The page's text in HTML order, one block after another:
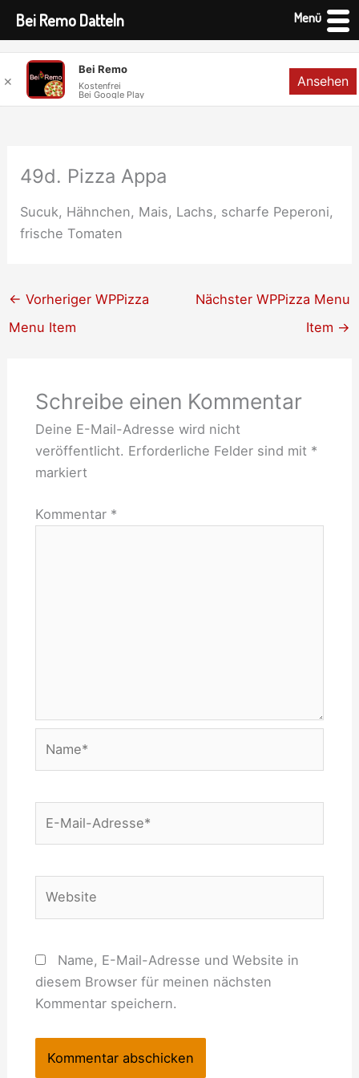
Inhalt
springen
49d. Pizza Appa
Sucuk, Hähnchen, Mais, Lachs, scharfe Peperoni,
frische Tomaten
← Vorheriger WPPizza
Menu Item
Nächster WPPizza Menu
Item →
Schreibe einen Kommentar
Deine E-Mail-Adresse wird nicht
veröffentlicht. Erforderliche Felder sind mit *
markiert
Kommentar *
Mail-
Name, E-Mail-Adresse und Website in
diesem Browser für meinen nächsten
Kommentar speichern.
Bei Remo Datteln Menü
✕
Bei Remo
Kostenfrei
Bei Google Play
Ansehen